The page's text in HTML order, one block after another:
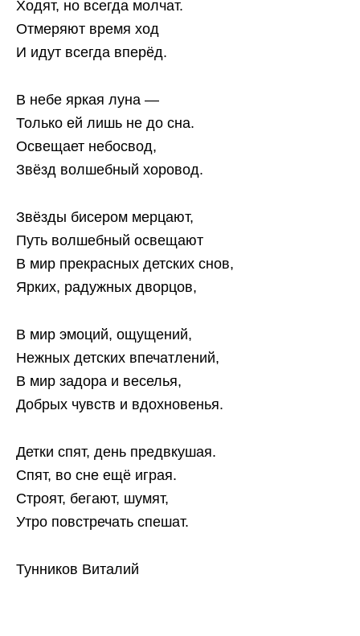
Ходят, но всегда молчат.
Отмеряют время ход
И идут всегда вперёд.
В небе яркая луна —
Только ей лишь не до сна.
Освещает небосвод,
Звёзд волшебный хоровод.
Звёзды бисером мерцают,
Путь волшебный освещают
В мир прекрасных детских снов,
Ярких, радужных дворцов,
В мир эмоций, ощущений,
Нежных детских впечатлений,
В мир задора и веселья,
Добрых чувств и вдохновенья.
Детки спят, день предвкушая.
Спят, во сне ещё играя.
Строят, бегают, шумят,
Утро повстречать спешат.
Тунников Виталий